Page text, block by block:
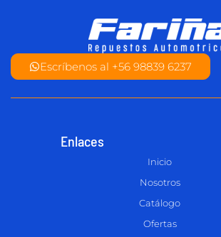
Escríbenos al +56 98839 6237
Enlaces
Inicio
Nosotros
Catálogo
Ofertas